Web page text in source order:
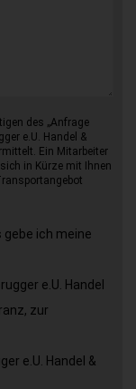
des „Anfrage
e.U. Handel &
Ein Mitarbeiter
in Kürze mit Ihnen
ich meine
e.U. Handel
zur
e.U. Handel &